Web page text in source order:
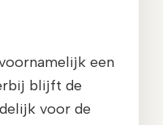
een
blijft de
voor de